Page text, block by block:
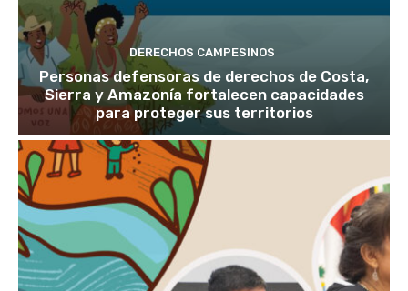
DERECHOS CAMPESINOS
Personas defensoras de derechos de Costa,
Sierra y Amazonía fortalecen capacidades
para proteger sus territorios